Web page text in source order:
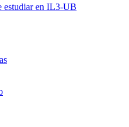
estudiar en IL3-UB